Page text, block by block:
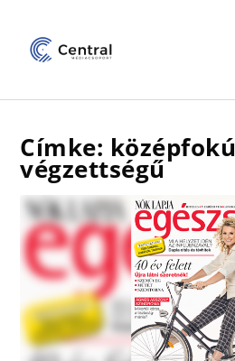
Címke: középfokú
végzettségű